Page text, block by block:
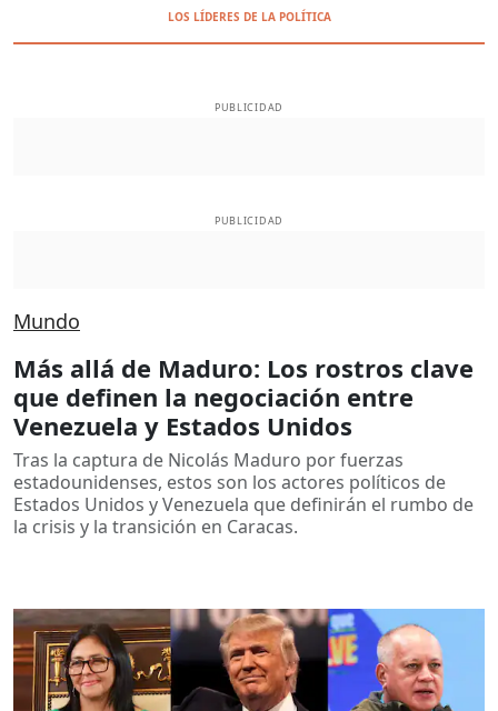
LOS LÍDERES DE LA POLÍTICA
PUBLICIDAD
PUBLICIDAD
Mundo
Más allá de Maduro: Los rostros clave
que definen la negociación entre
Venezuela y Estados Unidos
Tras la captura de Nicolás Maduro por fuerzas
estadounidenses, estos son los actores políticos de
Estados Unidos y Venezuela que definirán el rumbo de
la crisis y la transición en Caracas.